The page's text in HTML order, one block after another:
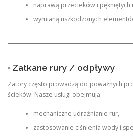
naprawą przecieków i pękniętych
wymianą uszkodzonych
• Zatkane rury / odpływy
Zatory często prowadzą do poważnych
ścieków. Nasze usługi obejmują:
mechaniczne udrażnianie rur,
zastosowanie ciśnienia wody i